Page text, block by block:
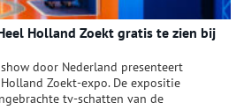
Holland Zoekt gratis te zien bij
door Nederland presenteert
Zoekt-expo. De expositie
tv-schatten van de